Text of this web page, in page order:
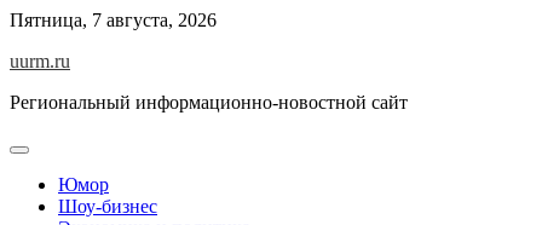
Skip
content
Пятница, 7 августа, 2026
uurm.ru
Региональный информационно-новостной сайт
Юмор
Шоу-бизнес